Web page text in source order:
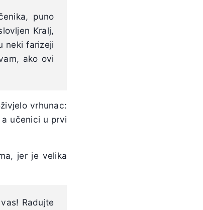
puno
Kralj,
neki farizeji
ako ovi
vrhunac:
učenici u prvi
jer je velika
Radujte